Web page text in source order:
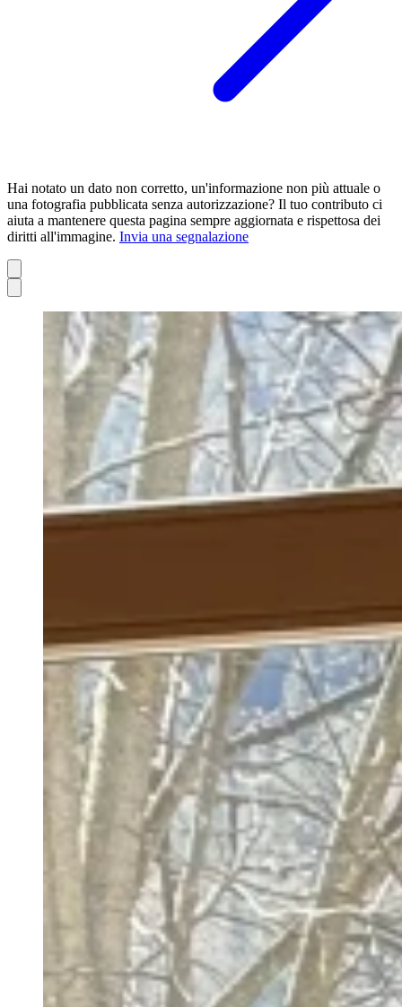
Hai notato un dato non corretto, un'informazione non più attuale o
una fotografia pubblicata senza autorizzazione? Il tuo contributo ci
aiuta a mantenere questa pagina sempre aggiornata e rispettosa dei
diritti all'immagine. Invia una segnalazione